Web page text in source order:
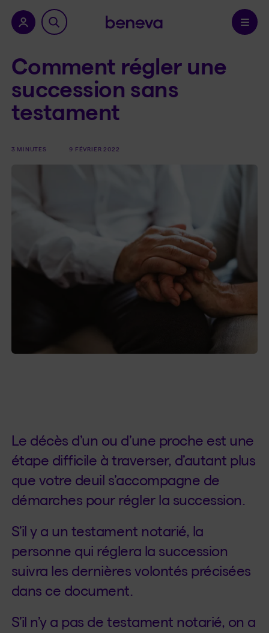
province.Confirmer
Comment régler une
succession sans
testament
3 MINUTES 9 FÉVRIER 2022
Le décès d’un ou d’une proche est une
étape difficile à traverser, d’autant plus
que votre deuil s’accompagne de
démarches pour régler la succession.
S’il y a un testament notarié, la
personne qui réglera la succession
suivra les dernières volontés précisées
dans ce document.
S’il n’y a pas de testament notarié, on a